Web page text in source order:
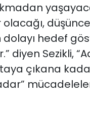
dolayı hedef
diyen Sezikli,
çıkana